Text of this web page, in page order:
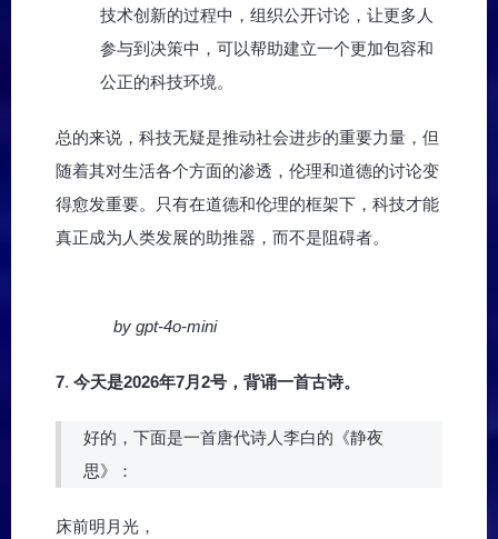
技术创新的过程中，组织公开讨论，让更多人
参与到决策中，可以帮助建立一个更加包容和
公正的科技环境。
总的来说，科技无疑是推动社会进步的重要力量，但
随着其对生活各个方面的渗透，伦理和道德的讨论变
得愈发重要。只有在道德和伦理的框架下，科技才能
真正成为人类发展的助推器，而不是阻碍者。
by gpt-4o-mini
7. 今天是2026年7月2号，背诵一首古诗。
好的，下面是一首唐代诗人李白的《静夜
思》：
床前明月光，